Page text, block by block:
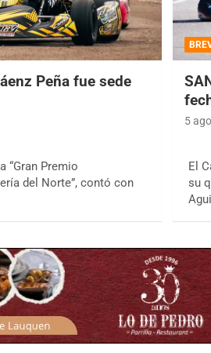
Peña fue sede
“Gran Premio
del Norte”, contó con
5
El
su